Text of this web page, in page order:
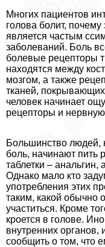
Многих пациентов
голова болит,
является частым
заболеваний. Боль
болевые рецепторы
находятся между
мозгом, а также
тканей,
человек начинает
рецепторы и
Большинство людей,
боль, начинают пить
таблетки – aнaльгин,
Однако мало кто
употрeбления этих
таким, какой обычно
участиться. Кроме
кроется в голове.
внутренних органов,
сообщить о том, что